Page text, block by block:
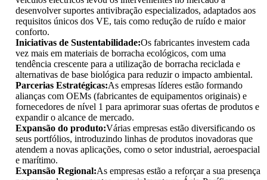
desenvolver suportes antivibração especializados, adaptados aos
requisitos únicos dos VE, tais como redução de ruído e maior
conforto.
Iniciativas de Sustentabilidade:Os fabricantes investem cada
vez mais em materiais de borracha ecológicos, com uma
tendência crescente para a utilização de borracha reciclada e
alternativas de base biológica para reduzir o impacto ambiental.
Parcerias Estratégicas:As empresas líderes estão formando
alianças com OEMs (fabricantes de equipamentos originais) e
fornecedores de nível 1 para aprimorar suas ofertas de produtos e
expandir o alcance de mercado.
Expansão do produto:Várias empresas estão diversificando os
seus portfólios, introduzindo linhas de produtos inovadoras que
atendem a novas aplicações, como o setor industrial, aeroespacial
e marítimo.
Expansão Regional:As empresas estão a reforçar a sua presença